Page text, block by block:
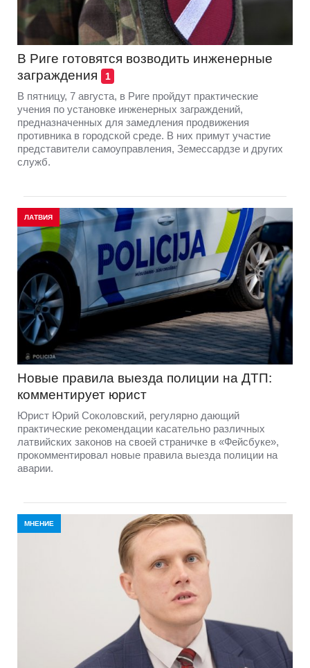
В Риге готовятся возводить инженерные
заграждения
1
В пятницу, 7 августа, в Риге пройдут практические
учения по установке инженерных заграждений,
предназначенных для замедления продвижения
противника в городской среде. В них примут участие
представители самоуправления, Земессардзе и других
служб.
ЛАТВИЯ
Новые правила выезда полиции на ДТП:
комментирует юрист
Юрист Юрий Соколовский, регулярно дающий
практические рекомендации касательно различных
латвийских законов на своей страничке в «Фейсбуке»,
прокомментировал новые правила выезда полиции на
аварии.
МНЕНИЕ